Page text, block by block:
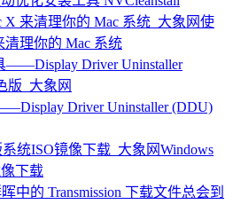
使
清理你的 Mac 系统
Driver Uninstaller (DDU)
Windows
下载